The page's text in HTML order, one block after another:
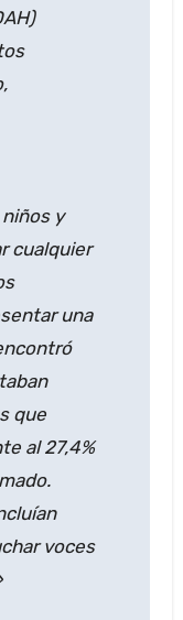
y
cualquier
una
que
al 27,4%
voces